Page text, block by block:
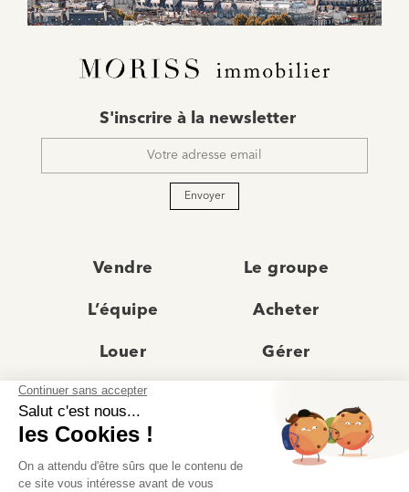
mail
S'inscrire à la newsletter
Envoyer
Vendre Le groupe
L’équipe Acheter
Louer Gérer
Actualités
Recrutement Avis clients
Prestige